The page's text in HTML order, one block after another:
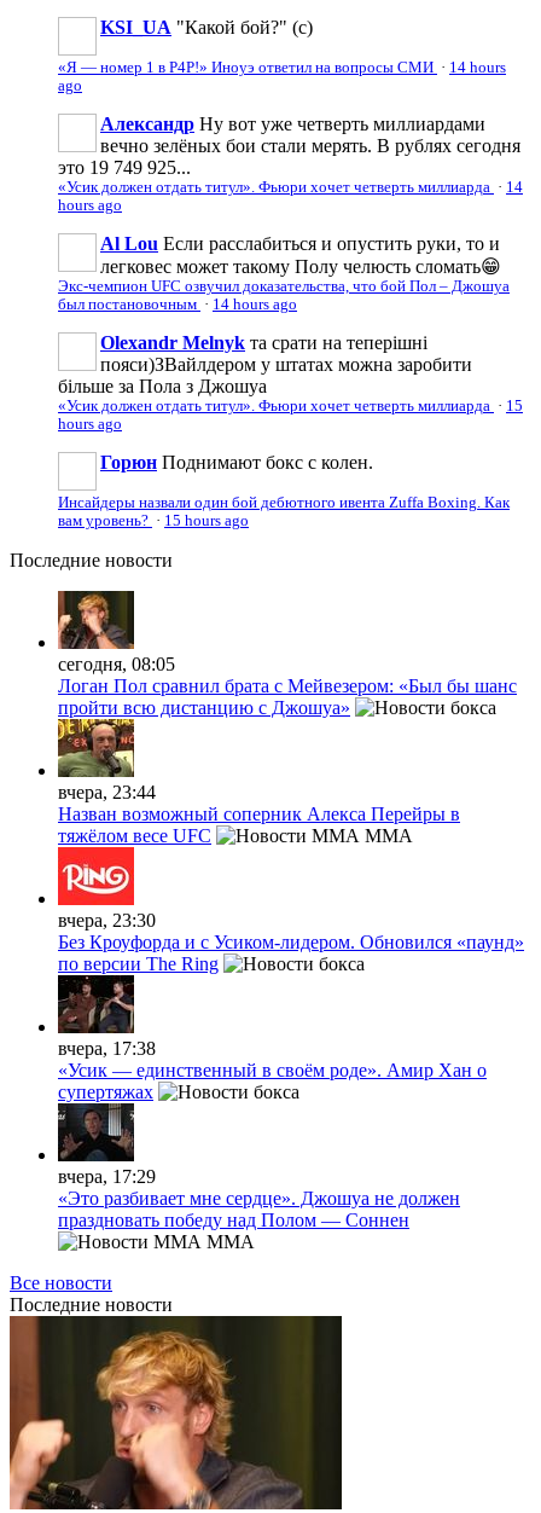
KSI_UA "Какой бой?" (с)
«Я — номер 1 в P4P!» Иноуэ ответил на вопросы СМИ · 14 hours
ago
Александр Ну вот уже четверть миллиардами
вечно зелёных бои стали мерять. В рублях сегодня
это 19 749 925...
«Усик должен отдать титул». Фьюри хочет четверть миллиарда · 14
hours ago
Al Lou Если расслабиться и опустить руки, то и
легковес может такому Полу челюсть сломать😁
Экс-чемпион UFC озвучил доказательства, что бой Пол – Джошуа
был постановочным · 14 hours ago
Olexandr Melnyk та срати на теперішні
пояси)ЗВайлдером у штатах можна заробити
більше за Пола з Джошуа
«Усик должен отдать титул». Фьюри хочет четверть миллиарда · 15
hours ago
Горюн Поднимают бокс с колен.
Инсайдеры назвали один бой дебютного ивента Zuffa Boxing. Как
вам уровень? · 15 hours ago
Последние новости
сегодня, 08:05
Логан Пол сравнил брата с Мейвезером: «Был бы шанс
пройти всю дистанцию с Джошуа»
вчера, 23:44
Назван возможный соперник Алекса Перейры в
тяжёлом весе UFC
MMA
вчера, 23:30
Без Кроуфорда и с Усиком-лидером. Обновился «паунд»
по версии The Ring
вчера, 17:38
«Усик — единственный в своём роде». Амир Хан о
супертяжах
вчера, 17:29
«Это разбивает мне сердце». Джошуа не должен
праздновать победу над Полом — Соннен
MMA
Все новости
Последние новости